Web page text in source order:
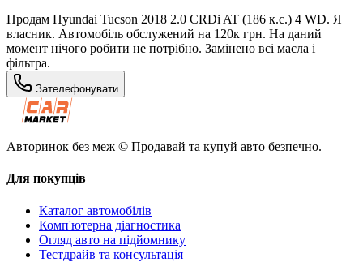
Продам Hyundai Tucson 2018 2.0 CRDi AT (186 к.с.) 4 WD. Я
власник. Автомобіль обслужений на 120к грн. На даний
момент нічого робити не потрібно. Замінено всі масла і
фільтра.
Зателефонувати
Авторинок без меж © Продавай та купуй авто безпечно.
Для покупців
Каталог автомобілів
Комп'ютерна діагностика
Огляд авто на підйомнику
Тестдрайв та консультація